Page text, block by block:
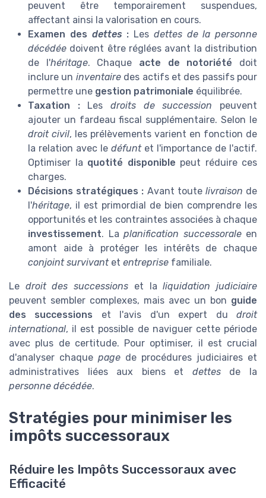
peuvent être temporairement suspendues,
affectant ainsi la valorisation en cours.
Examen des dettes : Les dettes de la personne
décédée doivent être réglées avant la distribution
de l'héritage. Chaque acte de notoriété doit
inclure un inventairedes actifs et des passifs pour
permettre une gestion patrimoniale équilibrée.
Taxation :Lesdroits de succession peuvent
ajouter un fardeau fiscal supplémentaire. Selon le
droit civil, les prélèvements varient en fonction de
la relation avec le défuntet l'importance de l'actif.
Optimiser la quotité disponible peut réduire ces
charges.
Décisions stratégiques : Avant toute livraison de
l'héritage, il est primordial de bien comprendre les
opportunités et les contraintes associées à chaque
investissement. La planification successoraleen
amont aide à protéger les intérêts de chaque
conjoint survivantet entreprise familiale.
Le droit des successions et laliquidation judiciaire
peuvent sembler complexes, mais avec un bon guide
des successions et l'avis d'un expert dudroit
international, il est possible de naviguer cette période
avec plus de certitude. Pour optimiser, il est crucial
d'analyser chaque page de procédures judiciaires et
administratives liées aux biens et dettesde la
personne décédée.
Stratégies pour minimiser les
impôts successoraux
Réduire les Impôts Successoraux avec
Efficacité